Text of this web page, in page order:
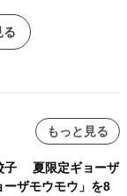
る
もっと見る
子 夏限定ギョーザ
ーザモウモウ」を8